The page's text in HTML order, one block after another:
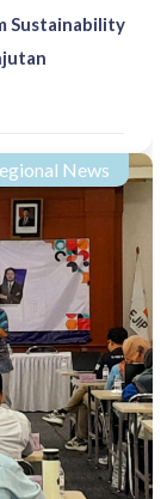
Sustainability
News